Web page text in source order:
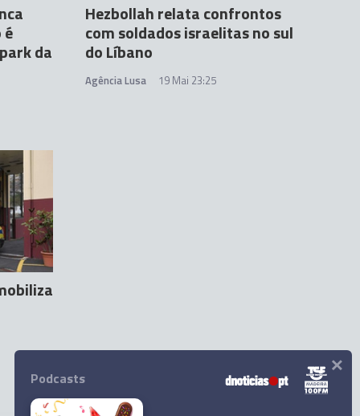
da
Hezbollah relata confrontos
com soldados israelitas no sul
do Líbano
Agência Lusa 19 Mai 23:25
Podcasts ×